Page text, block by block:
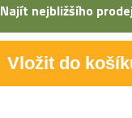
Najít nejbližšího
Vložit do